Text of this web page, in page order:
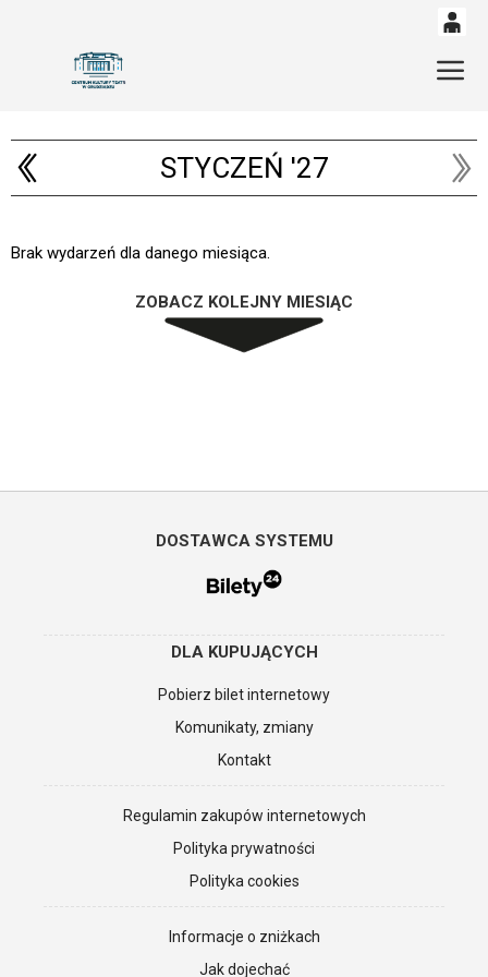
14 53
STYCZEŃ '27
Brak wydarzeń dla danego miesiąca.
ZOBACZ KOLEJNY MIESIĄC
DOSTAWCA SYSTEMU
DLA KUPUJĄCYCH
Pobierz bilet internetowy
Komunikaty, zmiany
Kontakt
Regulamin zakupów internetowych
Polityka prywatności
Polityka cookies
Informacje o zniżkach
Jak dojechać